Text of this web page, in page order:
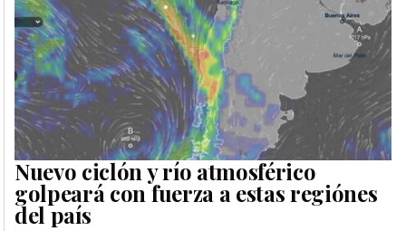
Nuevo ciclón y río atmosférico
golpeará con fuerza a estas regiónes
del país